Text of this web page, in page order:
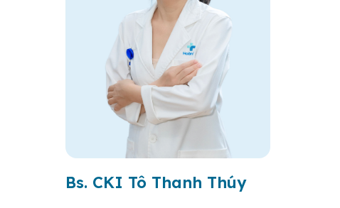
Bs. CKI Tô Thanh Thúy